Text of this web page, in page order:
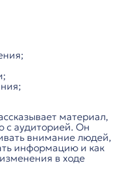
материал,
с аудиторией. Он
внимание людей,
информацию и как
в ходе